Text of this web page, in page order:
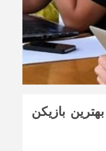
بازیکن